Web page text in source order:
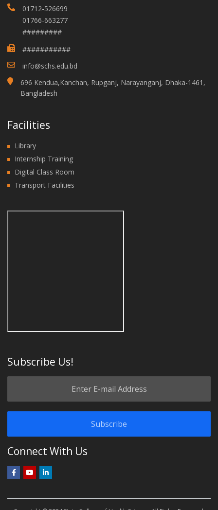
01712-526699
01766-663277
#########
###########
info@schs.edu.bd
696 Kendua,Kanchan, Rupganj, Narayanganj, Dhaka-1461,
Bangladesh
Facilities
Library
Internship Training
Digital Class Room
Transport Facilities
Subscribe Us!
Connect With Us